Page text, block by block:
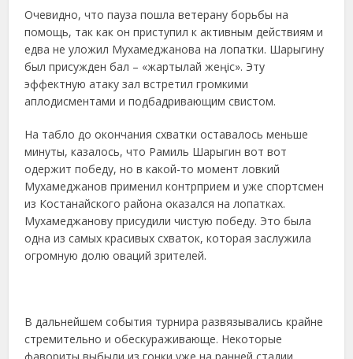
Очевидно, что пауза пошла ветерану борьбы на
помощь, так как он приступил к активным действиям и
едва не уложил Мухамеджанова на лопатки. Шарыгину
был присужден бал – «жартылай жеңіс». Эту
эффектную атаку зал встретил громкими
аплодисментами и подбадривающим свистом.
На табло до окончания схватки оставалось меньше
минуты, казалось, что Рамиль Шарыгин вот вот
одержит победу, но в какой-то момент ловкий
Мухамеджанов применил контрприем и уже спортсмен
из Костанайского района оказался на лопатках.
Мухамеджанову присудили чистую победу. Это была
одна из самых красивых схваток, которая заслужила
огромную долю оваций зрителей.
В дальнейшем события турнира развязывались крайне
стремительно и обескураживающе. Некоторые